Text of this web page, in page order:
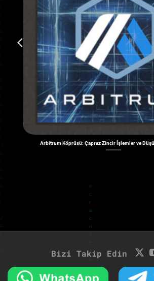
Arbitrum Köprüsü: Çapraz Zincir İşlemler ve
Bizi Takip Edin